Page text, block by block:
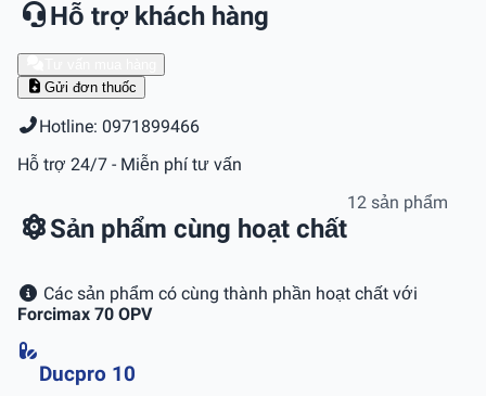
Hỗ trợ khách hàng
Gửi đơn thuốc
Hotline: 0971899466
Hỗ trợ 24/7 - Miễn phí tư vấn
Sản phẩm cùng hoạt chất
12 sản phẩm
Các sản phẩm có cùng thành phần hoạt chất với
Forcimax 70 OPV
Ducpro 10